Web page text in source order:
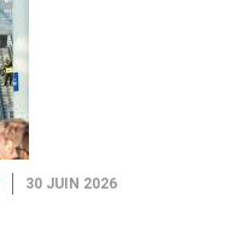
30 JUIN 2026